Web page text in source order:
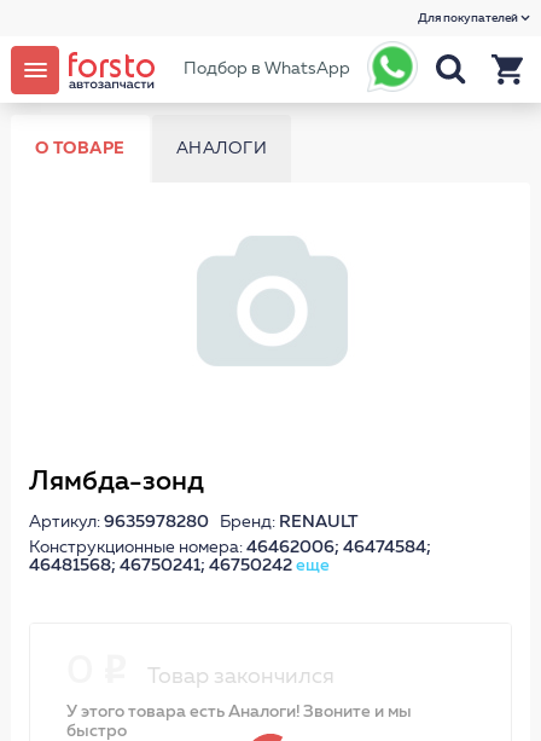
Для покупателей
Подбор в WhatsApp
О ТОВАРЕ АНАЛОГИ
Лямбда-зонд
Артикул: 9635978280Бренд: RENAULT
Конструкционные номера: 46462006; 46474584;
46481568; 46750241; 46750242 еще
Товар закончился
У этого товара есть Аналоги! Звоните и мы
быстро